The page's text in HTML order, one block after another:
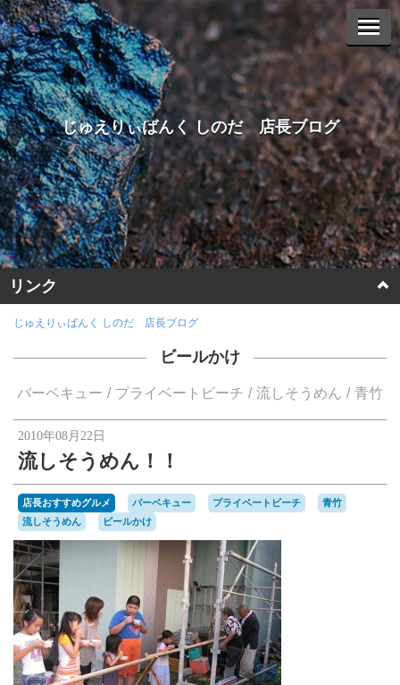
じゅえりぃばんく しのだ 店長ブログ
リンク
ホームページに戻る
ヤフーオークションへ
楽天オークションへ
じゅえりぃばんく しのだ 店長ブログ
ビールかけ
バーベキュー プライベートビーチ 流しそうめん 青竹
2010年08月22日
流しそうめん！！
店長おすすめグルメ バーベキュー プライベートビーチ
青竹
流しそうめん
ビールかけ